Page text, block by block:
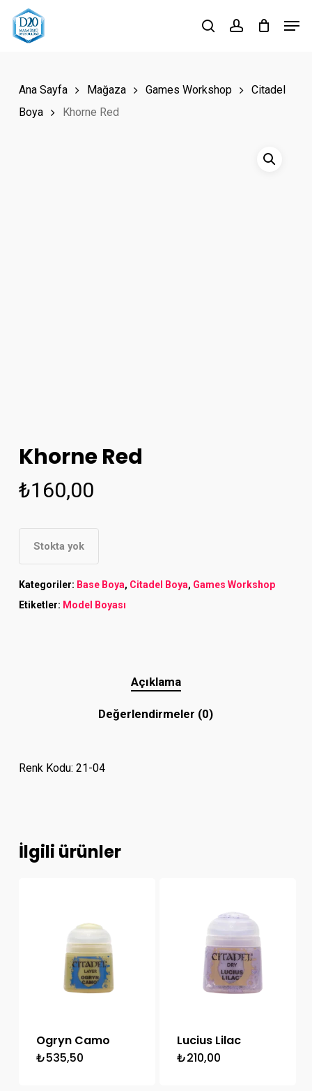
Skip
searchaccount
Ana Sayfa Mağaza Games Workshop
Citadel
Boya
Khorne Red
Khorne Red
₺160,00
Stokta yok
Kategoriler: Base Boya, Citadel Boya, Games Workshop
Etiketler: Model Boyası
Açıklama
Değerlendirmeler (0)
Renk Kodu: 21-04
İlgili ürünler
Ogryn Camo
₺535,50
Lucius Lilac
₺210,00